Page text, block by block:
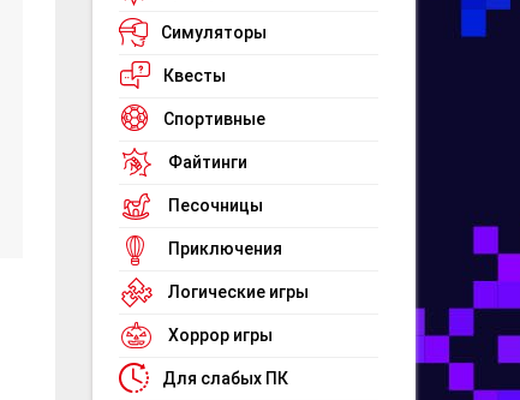
Симуляторы
Квесты
Спортивные
Файтинги
Песочницы
Приключения
Логические игры
Хоррор игры
Для слабых ПК